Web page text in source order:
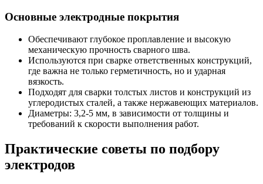
Основные электродные покрытия
Обеспечивают глубокое проплавление и высокую
механическую прочность сварного шва.
Используются при сварке ответственных конструкций,
где важна не только герметичность, но и ударная
вязкость.
Подходят для сварки толстых листов и конструкций из
углеродистых сталей, а также нержавеющих материалов.
Диаметры: 3,2-5 мм, в зависимости от толщины и
требований к скорости выполнения работ.
Практические советы по подбору
электродов